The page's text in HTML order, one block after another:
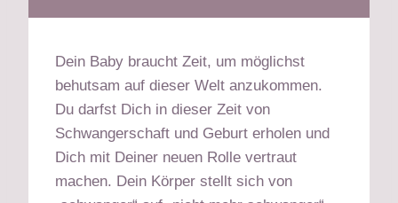
Dein Baby braucht Zeit, um möglichst
behutsam auf dieser Welt anzukommen.
Du darfst Dich in dieser Zeit von
Schwangerschaft und Geburt erholen und
Dich mit Deiner neuen Rolle vertraut
machen. Dein Körper stellt sich von